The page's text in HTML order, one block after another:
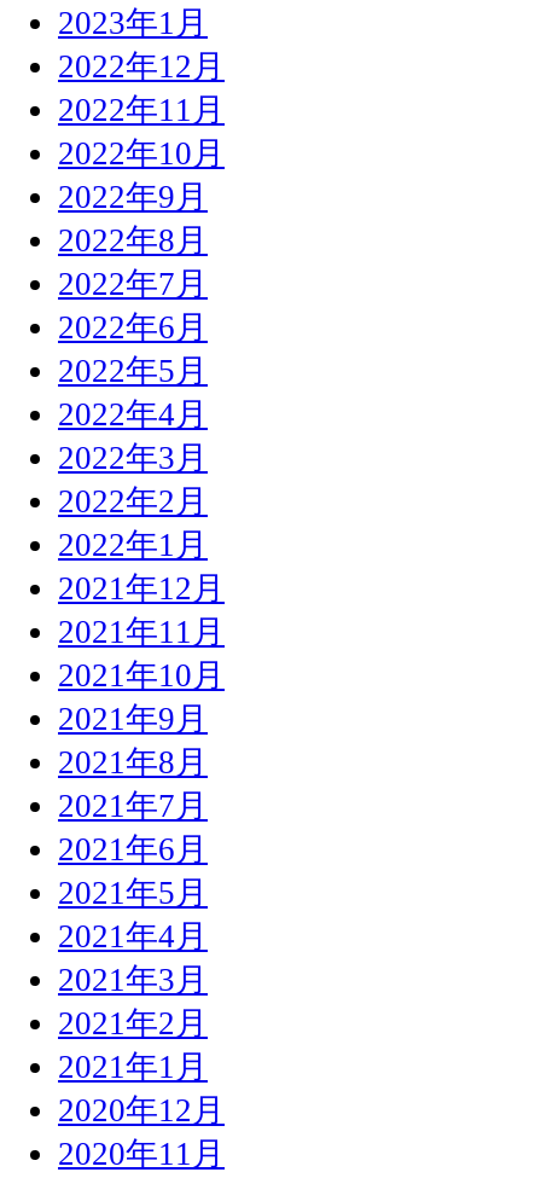
2023年1月
2022年12月
2022年11月
2022年10月
2022年9月
2022年8月
2022年7月
2022年6月
2022年5月
2022年4月
2022年3月
2022年2月
2022年1月
2021年12月
2021年11月
2021年10月
2021年9月
2021年8月
2021年7月
2021年6月
2021年5月
2021年4月
2021年3月
2021年2月
2021年1月
2020年12月
2020年11月